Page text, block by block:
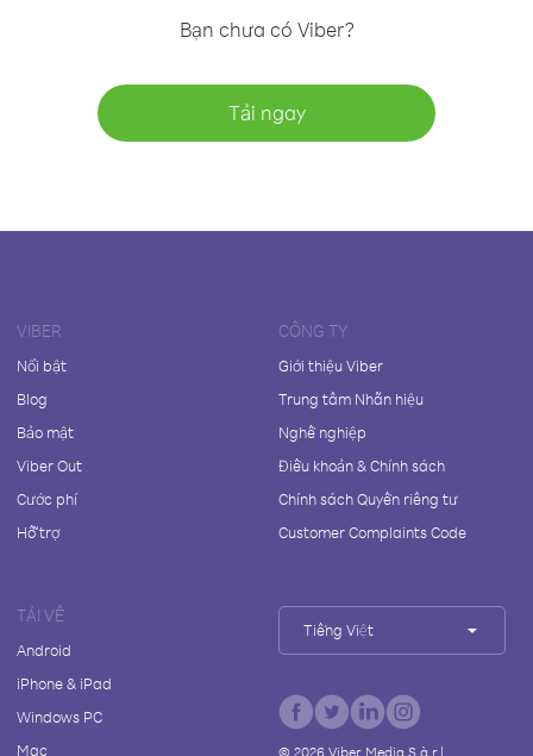
Bạn chưa có Viber?
Tải ngay
VIBER
Nổi bật
Blog
Bảo mật
Viber Out
Cước phí
Hỗ trợ
CÔNG TY
Giới thiệu Viber
Trung tâm Nhãn hiệu
Nghề nghiệp
Điều khoản & Chính sách
Chính sách Quyền riêng tư
Customer Complaints Code
TẢI VỀ
Android
iPhone & iPad
Windows PC
Mac
Tiếng Việt
© 2026Viber Media S.à r.l.